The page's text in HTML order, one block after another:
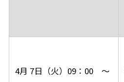
4月 7日（火）09：00 ～